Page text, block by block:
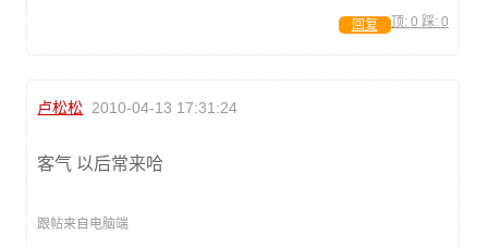
顶: 0 踩: 0
回复
卢松松 2010-04-13 17:31:24
客气 以后常来哈
跟帖来自电脑端